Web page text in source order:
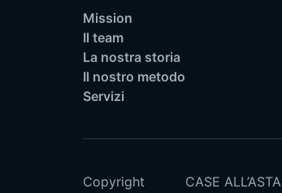
Mission
Il team
La nostra storia
Il nostro metodo
Servizi
Copyright CASE ALL’ASTA